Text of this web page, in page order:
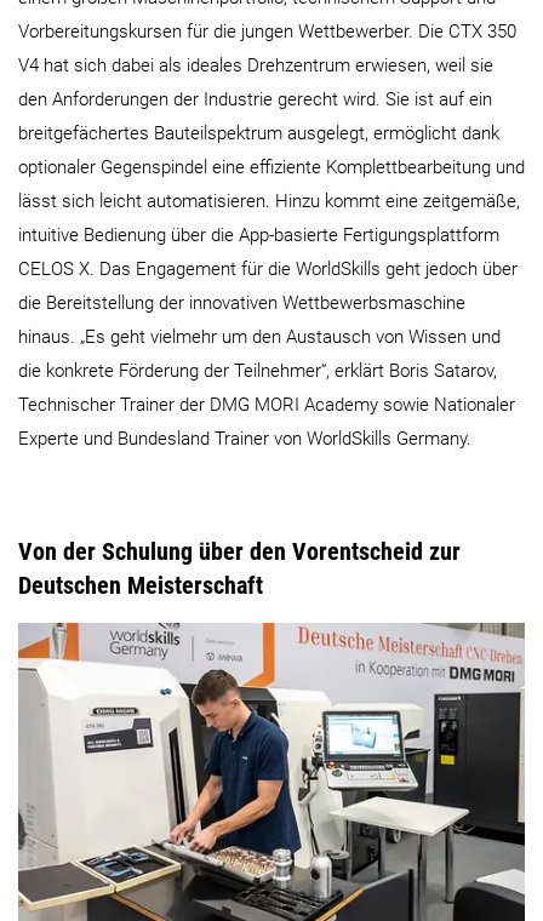
Vorbereitungskursen für die jungen Wettbewerber. Die CTX 350
V4 hat sich dabei als ideales Drehzentrum erwiesen, weil sie
den Anforderungen der Industrie gerecht wird. Sie ist auf ein
breitgefächertes Bauteilspektrum ausgelegt, ermöglicht dank
optionaler Gegenspindel eine effiziente Komplettbearbeitung und
lässt sich leicht automatisieren. Hinzu kommt eine zeitgemäße,
intuitive Bedienung über die App-basierte Fertigungsplattform
CELOS X. Das Engagement für die WorldSkills geht jedoch über
die Bereitstellung der innovativen Wettbewerbsmaschine
hinaus. „Es geht vielmehr um den Austausch von Wissen und
die konkrete Förderung der Teilnehmer“, erklärt Boris Satarov,
Technischer Trainer der DMG MORI Academy sowie Nationaler
Experte und Bundesland Trainer von WorldSkills Germany.
Von der Schulung über den Vorentscheid zur
Deutschen Meisterschaft